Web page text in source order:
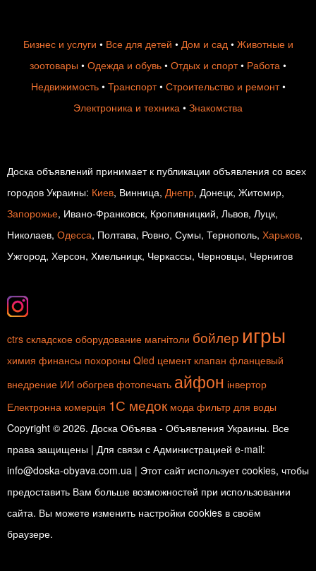
Бизнес и услуги • Все для детей • Дом и сад• Животные и
зоотовары • Одежда и обувь • Отдых и спорт• Работа •
Недвижимость• Транспорт• Строительство и ремонт•
Электроника и техника • Знакомства
Доска объявлений принимает к публикации объявления со всех
городов Украины: Киев, Винница, Днепр, Донецк, Житомир,
Запорожье, Ивано-Франковск, Кропивницкий, Львов, Луцк,
Николаев, Одесса, Полтава, Ровно, Сумы, Тернополь, Харьков,
Ужгород, Херсон, Хмельницк, Черкассы, Черновцы, Чернигов
ctrs складское оборудование магнітоли бойлер игры
химия финансы похороны Qled цемент клапан фланцевый
внедрение ИИ обогрев фотопечать айфон інвертор
Електронна комерція 1С медок мода фильтр для воды
Copyright © 2026. Доска Объява - Объявления Украины. Все
права защищены | Для связи с Администрацией e-mail:
info@doska-obyava.com.ua | Этот сайт использует cookies, чтобы
предоставить Вам больше возможностей при использовании
сайта. Вы можете изменить настройки cookies в своём
браузере.